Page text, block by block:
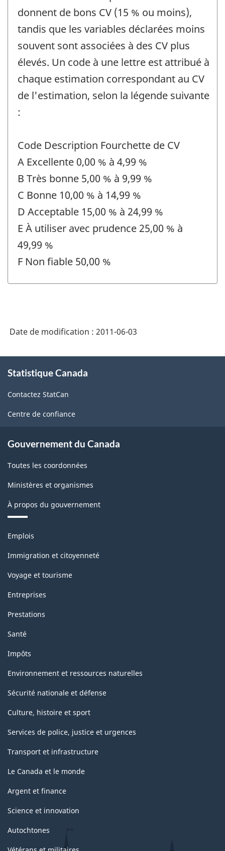
donnent de bons CV (15 % ou moins),
tandis que les variables déclarées moins
souvent sont associées à des CV plus
élevés. Un code à une lettre est attribué à
chaque estimation correspondant au CV
de l'estimation, selon la légende suivante
:
Code Description Fourchette de CV
A Excellente 0,00 % à 4,99 %
B Très bonne 5,00 % à 9,99 %
C Bonne 10,00 % à 14,99 %
D Acceptable 15,00 % à 24,99 %
E À utiliser avec prudence 25,00 % à
49,99 %
F Non fiable 50,00 %
Date de modification : 2011-06-03
propos
ce
site
Statistique Canada
Contactez StatCan
Centre de confiance
Gouvernement du Canada
Toutes les coordonnées
Ministères et organismes
À propos du gouvernement
Thèmes
sujets
Emplois
Immigration et citoyenneté
Voyage et tourisme
Entreprises
Prestations
Santé
Impôts
Environnement et ressources naturelles
Sécurité nationale et défense
Culture, histoire et sport
Services de police, justice et urgences
Transport et infrastructure
Le Canada et le monde
Argent et finance
Science et innovation
Autochtones